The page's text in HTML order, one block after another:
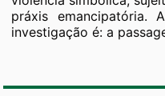
práxis emancipatória.
investigação é: a